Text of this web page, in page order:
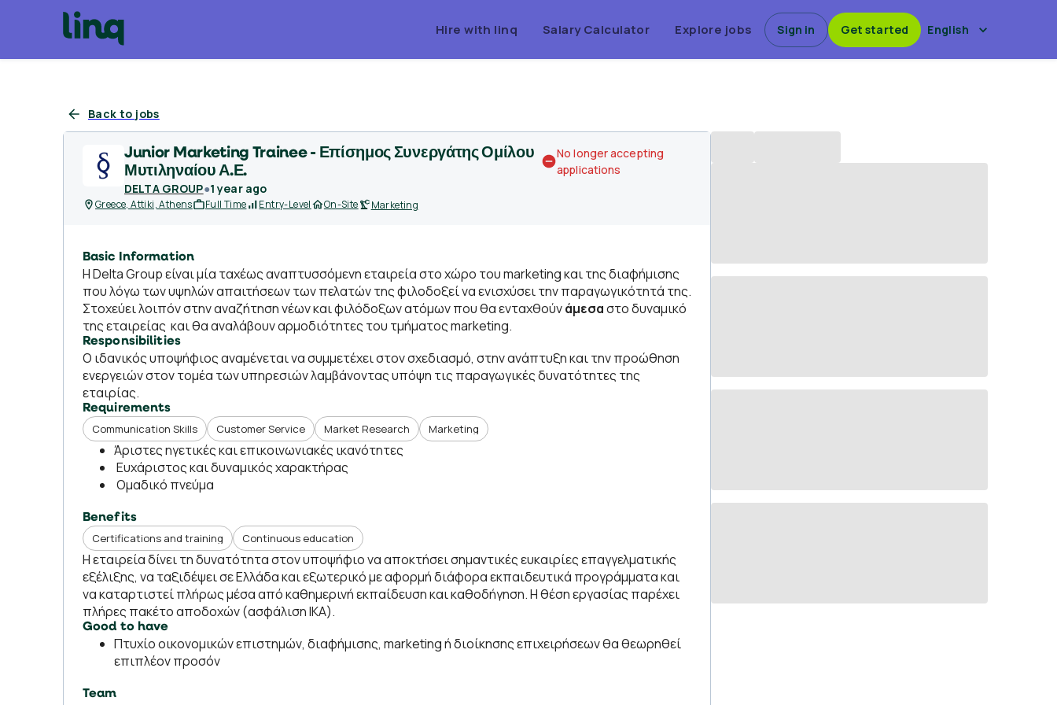
Hire with linq Salary Calculator Explore jobs Sign in Get started English
Back to jobs
Junior Marketing Trainee - Επίσημος Συνεργάτης Ομίλου
Μυτιληναίου Α.Ε.
DELTA GROUP●1 year ago
No longer accepting
applications
Greece, Attiki, Athens Full Time Entry-Level On-Site Marketing
Basic Information
Η Delta Group είναι μία ταχέως αναπτυσσόμενη εταιρεία στο χώρο του marketing και της διαφήμισης
που λόγω των υψηλών απαιτήσεων των πελατών της φιλοδοξεί να ενισχύσει την παραγωγικότητά της.
Στοχεύει λοιπόν στην αναζήτηση νέων και φιλόδοξων ατόμων που θα ενταχθούνάμεσαστο δυναμικό
της εταιρείας και θα αναλάβουν αρμοδιότητες του τμήματος marketing.
Responsibilities
Ο ιδανικός υποψήφιος αναμένεται να συμμετέχει στον σχεδιασμό, στην ανάπτυξη και την προώθηση
ενεργειών στον τομέα των υπηρεσιών λαμβάνοντας υπόψη τις παραγωγικές δυνατότητες της
εταιρίας.
Requirements
Communication Skills Customer Service Market Research Marketing
Άριστες ηγετικές και επικοινωνιακές ικανότητες
Ευχάριστος και δυναμικός χαρακτήρας
Ομαδικό πνεύμα
Benefits
Certifications and training Continuous education
Η εταιρεία δίνει τη δυνατότητα στον υποψήφιο να αποκτήσει σημαντικές ευκαιρίες επαγγελματικής
εξέλιξης, να ταξιδέψει σε Ελλάδα και εξωτερικό με αφορμή διάφορα εκπαιδευτικά προγράμματα και
να καταρτιστεί πλήρως μέσα από καθημερινή εκπαίδευση και καθοδήγηση. Η θέση εργασίας παρέχει
πλήρες πακέτο αποδοχών (ασφάλιση ΙΚΑ).
Good to have
Πτυχίο oικονομικών επιστημών, διαφήμισης, marketing ή διοίκησης επιχειρήσεων θα θεωρηθεί
επιπλέον προσόν
Team